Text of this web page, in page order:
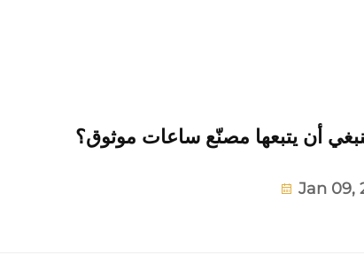
أن يتبعها مصنّع ساعات موثوق؟
Jan 09,